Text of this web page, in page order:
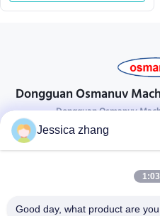
Dongguan Osmanuv
Dongguan Osmanuv
Neem
28 tweede industrieel, wei
86-769
Jessica zhang
Good day, what product are